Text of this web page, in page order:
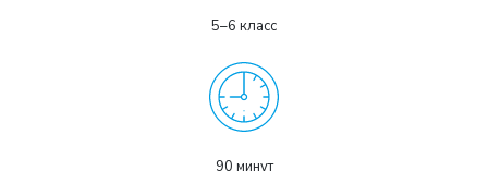
5–6 класс
90 минут